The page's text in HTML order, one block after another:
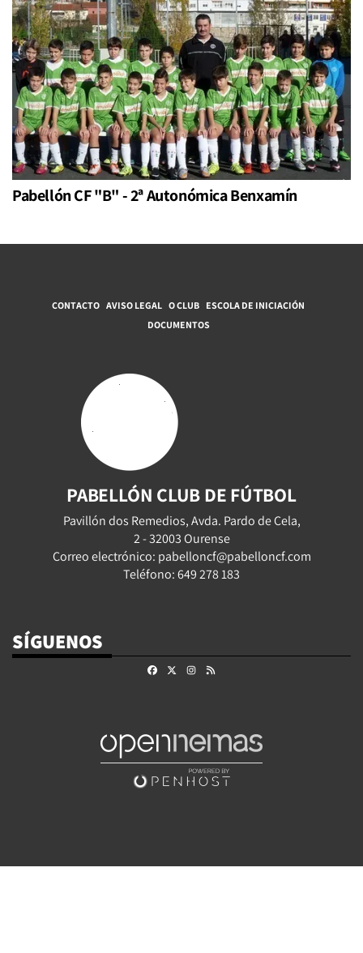
Pabellón CF "B" - 2ª Autonómica Benxamín
CONTACTO AVISO LEGAL O CLUB ESCOLA DE INICIACIÓN
DOCUMENTOS
PABELLÓN CLUB DE FÚTBOL
Pavillón dos Remedios, Avda. Pardo de Cela,
2 - 32003 Ourense
Correo electrónico: pabelloncf@pabelloncf.com
Teléfono: 649 278 183
SÍGUENOS
FacebookInstagram